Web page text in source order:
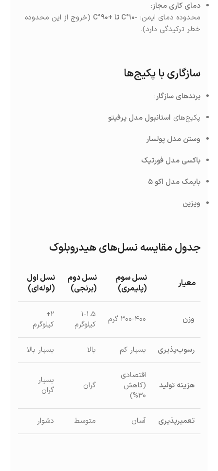
دمای کاری مجاز:
محدوده دمای ایمن: -۱۰°C تا +۹۰°C
(خروج از این محدوده
خطر ترکیدگی دارد).
سازگاری با پکیج‌ها
برندهای سازگار:
پکیج‌های استانبول مدل پرفیتو
وستن مدل پولسار
باکسی مدل فورتیک
بایمک مدل اکو ۵
ویزین
جدول مقایسه نسل‌های هیدروبلوک
معیار
نسل سوم
(پلیمری)
نسل دوم
(برنجی)
نسل اول
(لوله‌ای)
وزن ۳۰۰-۴۰۰ گرم
۱-۱.۵
کیلوگرم
۲+
کیلوگرم
رسوب‌پذیری بسیار کم بالا بسیار بالا
هزینه تولید
اقتصادی
(کاهش
۳۰%)
گران
بسیار
گران
تعمیرپذیری آسان متوسط دشوار